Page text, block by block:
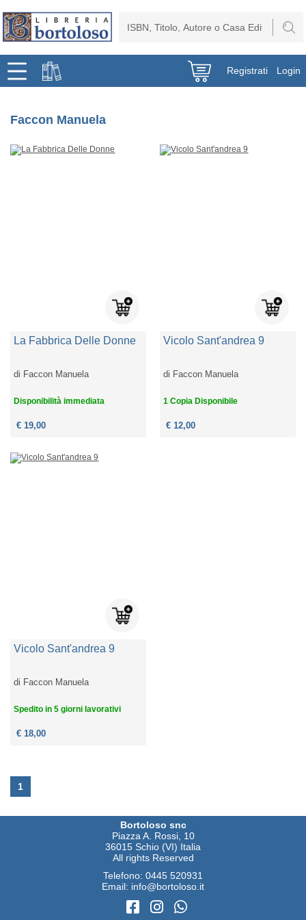
Registrati Login
Faccon Manuela
La Fabbrica Delle Donne
di Faccon Manuela
Disponibilità immediata
€ 19,00
Vicolo Sant'andrea 9
di Faccon Manuela
1 Copia Disponibile
€ 12,00
Vicolo Sant'andrea 9
di Faccon Manuela
Spedito in 5 giorni lavorativi
€ 18,00
1
Bortoloso snc
Piazza A. Rossi, 10
36015 Schio (VI) Italia
All rights Reserved
Telefono: 0445 520931
Email: info@bortoloso.it